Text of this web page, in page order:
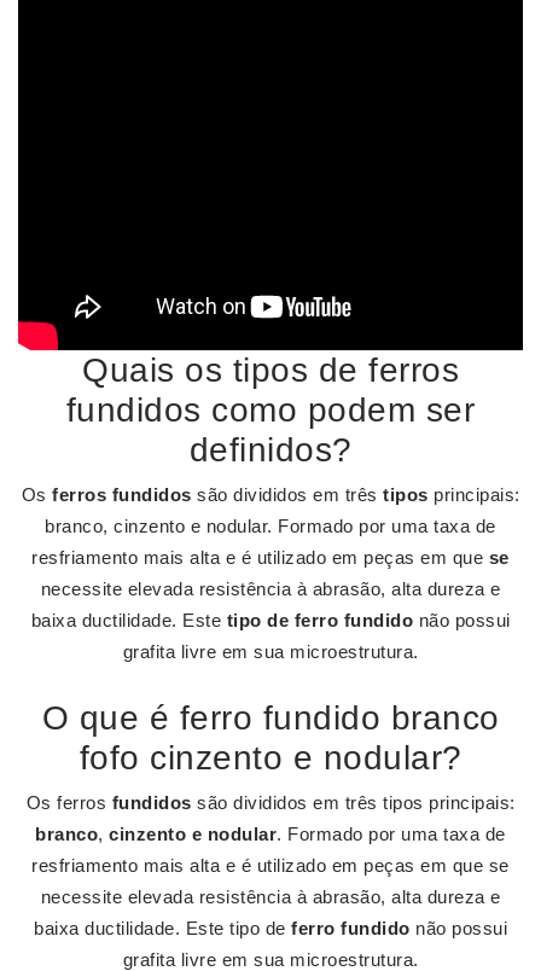
Quais os tipos de ferros
fundidos como podem ser
definidos?
Os ferros fundidos são divididos em três tipos principais:
branco, cinzento e nodular. Formado por uma taxa de
resfriamento mais alta e é utilizado em peças em que se
necessite elevada resistência à abrasão, alta dureza e
baixa ductilidade. Este tipo de ferro fundido não possui
grafita livre em sua microestrutura.
O que é ferro fundido branco
fofo cinzento e nodular?
Os ferros fundidos são divididos em três tipos principais:
branco,cinzento e nodular. Formado por uma taxa de
resfriamento mais alta e é utilizado em peças em que se
necessite elevada resistência à abrasão, alta dureza e
baixa ductilidade. Este tipo de ferro fundido não possui
grafita livre em sua microestrutura.